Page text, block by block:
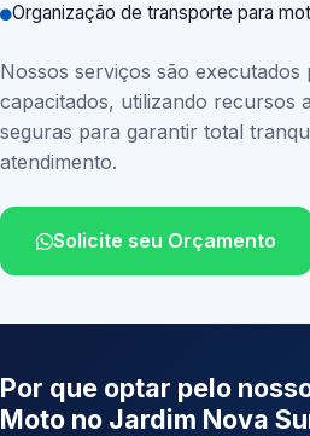
Organização de transporte para
Nossos serviços são executados
capacitados, utilizando recursos
seguras para garantir total
atendimento.
Solicite seu Orçamento
Por que optar pelo
Moto no Jardim Nova